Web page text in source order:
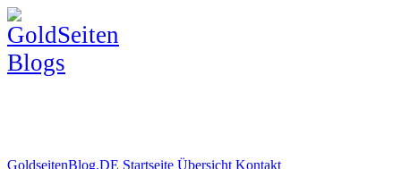
GoldseitenBlog.DE Startseite Übersicht Kontakt